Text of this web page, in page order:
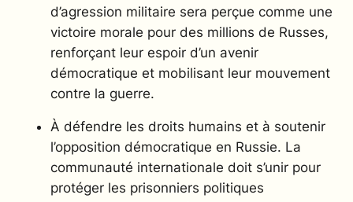
d’agression militaire sera perçue comme une
victoire morale pour des millions de Russes,
renforçant leur espoir d’un avenir
démocratique et mobilisant leur mouvement
contre la guerre.
À défendre les droits humains et à soutenir
l’opposition démocratique en Russie. La
communauté internationale doit s’unir pour
protéger les prisonniers politiques